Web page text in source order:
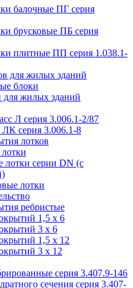
балочные ПГ серия
брусковые ПБ серия
плитные ПП серия 1.038.1-
для жилых зданий
блоки
жилых зданий
Л серия 3.006.1-2/87
серия 3.006.1-8
лотков
лотки серии DN (с
лотки
ребристые
1,5 x 6
3 x 6
1,5 x 12
3 x 12
серия 3.407.9-146
сечения серия 3.407-